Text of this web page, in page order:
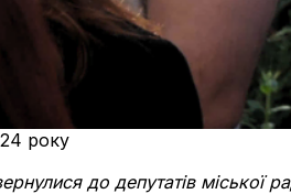
року
до депутатів